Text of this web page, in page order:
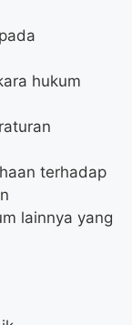
hukum
terhadap
lainnya yang